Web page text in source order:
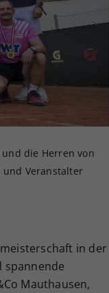
und die Herren von
und Veranstalter
in der
spannende
Mauthausen,
falls der
eingestellt hat.